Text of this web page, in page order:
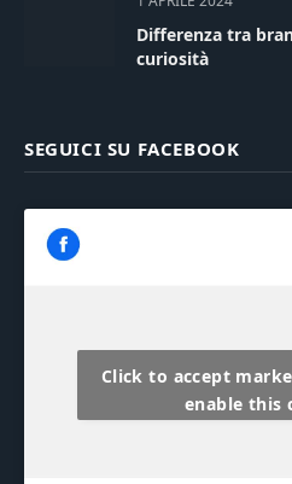
Differenza tra
curiosità
SEGUICI SU FACEBOOK
Click to accept
enable this